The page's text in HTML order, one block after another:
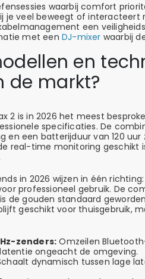
waarbij comfort
je veel beweegt of interacteert
een
met een DJ-mixer waarbij
en
de markt?
2 is in 2026 het meest
specificaties. De
en een batterijduur van 120 uur
real-time monitoring geschikt
in 2026 wijzen in één
professioneel gebruik. De
de gouden standaard
geschikt voor thuisgebruik,
zenders: Omzeilen
ongeacht de omgeving.
dynamisch tussen lage